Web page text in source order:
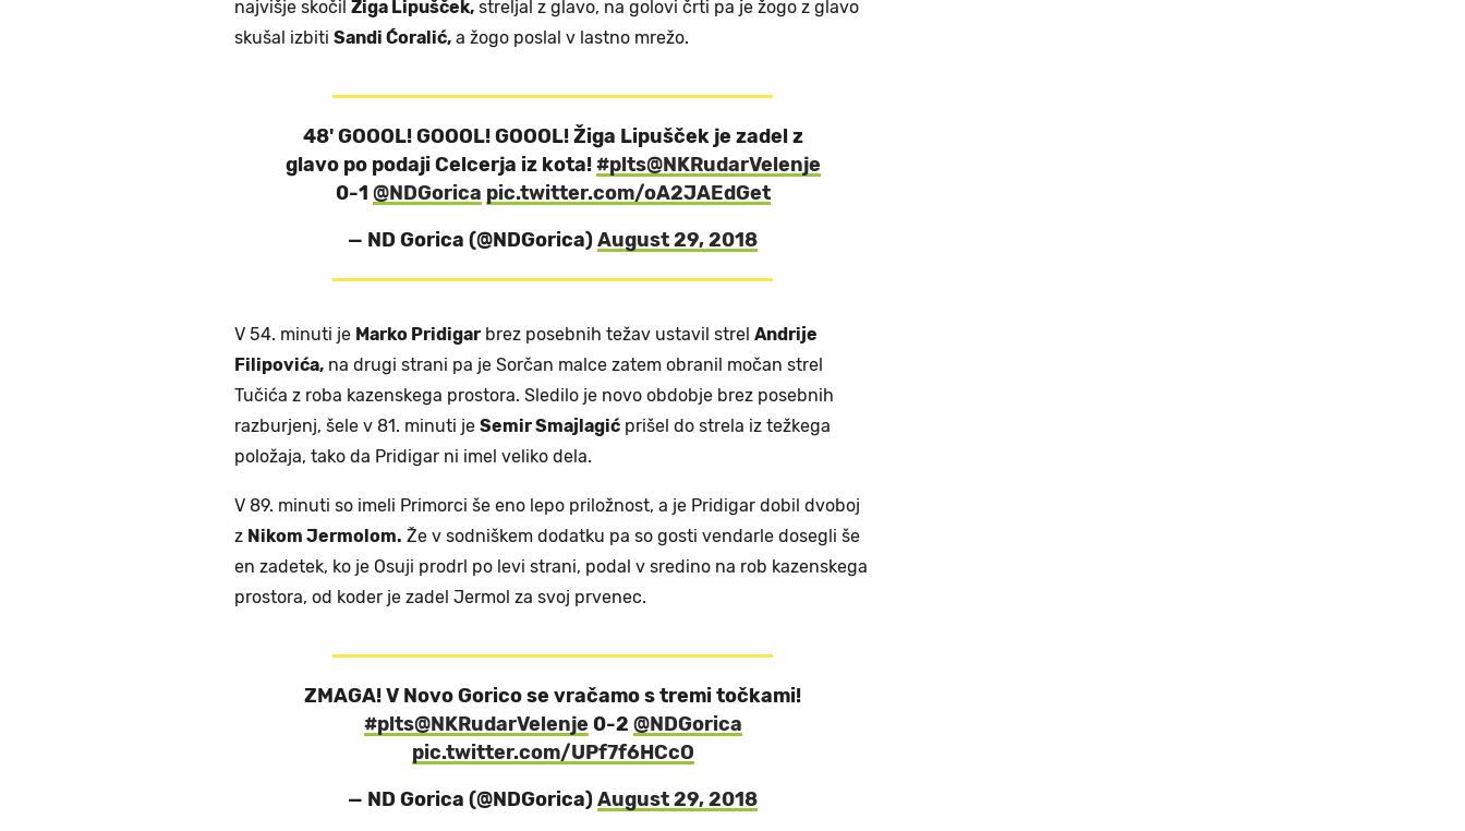
najvišje skočil Žiga Lipušček, streljal z glavo, na golovi črti pa je žogo z glavo
skušal izbiti Sandi Ćoralić, a žogo poslal v lastno mrežo.
48' GOOOL! GOOOL! GOOOL! Žiga Lipušček je zadel z
glavo po podaji Celcerja iz kota!#plts@NKRudarVelenje
0-1 @NDGorica pic.twitter.com/oA2JAEdGet
— ND Gorica (@NDGorica)August 29, 2018
V 54. minuti je Marko Pridigar brez posebnih težav ustavil strel Andrije
Filipovića, na drugi strani pa je Sorčan malce zatem obranil močan strel
Tučića z roba kazenskega prostora. Sledilo je novo obdobje brez posebnih
razburjenj, šele v 81. minuti je Semir Smajlagić prišel do strela iz težkega
položaja, tako da Pridigar ni imel veliko dela.
V 89. minuti so imeli Primorci še eno lepo priložnost, a je Pridigar dobil dvoboj
z Nikom Jermolom. Že v sodniškem dodatku pa so gosti vendarle dosegli še
en zadetek, ko je Osuji prodrl po levi strani, podal v sredino na rob kazenskega
prostora, od koder je zadel Jermol za svoj prvenec.
ZMAGA! V Novo Gorico se vračamo s tremi točkami!
#plts@NKRudarVelenje 0-2 @NDGorica
pic.twitter.com/UPf7f6HCcO
— ND Gorica (@NDGorica)August 29, 2018